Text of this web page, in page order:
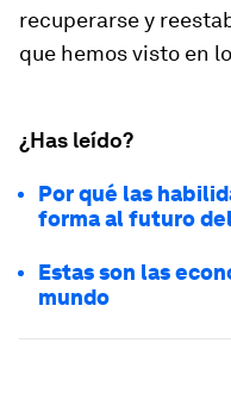
recuperarse y
que hemos visto en
¿Has leído?
Por qué las
forma al futuro
Estas son las
mundo